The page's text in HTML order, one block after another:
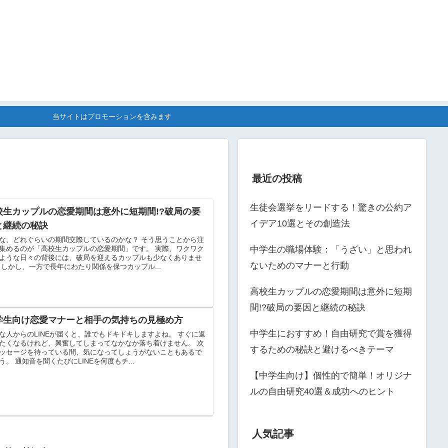
当サイトはプロモーションを含みます
生カップルの恋愛期間は意外に短期間!?破局の要
継続の秘訣
、どれぐらいの期間交際しているのかな？ そう思うことから注
めるのが「高校生カップルの恋愛期間」です。 実際、ワクワク
うな日々の背後には、破局を迎えるカップルも少なくありませ
かし、一方で長年にわたり関係を保つカップル...
生向け恋愛マナーと相手の気持ちの見極め方
人からのLINEが届くと、誰でもドキドキしますよね。 すぐに返
くなるけれど、興奮してしまってなかなか落ち着けません。 次
セージを待っている間、気になってしょうがないこともあるで
。 通知音を聞くたびにLINEを何度もチ...
最近の投稿
生徒会選挙をリードする！驚きの公約ア
イデア10選とその創造法
中学生の職場体験：「うざい」と思われ
ないためのマナーと行動
高校生カップルの恋愛期間は意外に短期
間!?破局の要因と継続の秘訣
中学生におすすめ！自由研究で賞を獲得
するための秘訣と避けるべきテーマ
【中学生向け】個性的で簡単！オリジナ
ルの自由研究40選＆成功へのヒント
人気記事